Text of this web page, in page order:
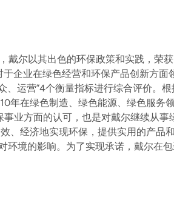
戴尔以其出色的环保政策和实践，荣
企业在绿色经营和环保产品创新方面
、运营”4个衡量指标进行综合评价。
年在绿色制造、绿色能源、绿色服务
业方面的认可，也是对戴尔继续从事
、经济地实现环保，提供实用的产品
环境的影响。为了实现承诺，戴尔在